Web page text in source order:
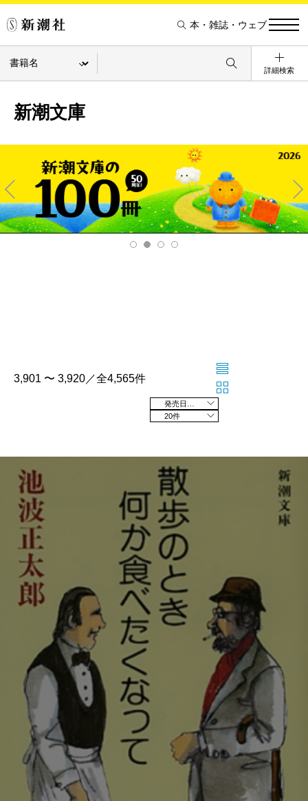
本・雑誌・ウェブ
詳細検索
新潮文庫
Pre
v
Ne
xt
3,901 〜 3,920／全4,565件
20件